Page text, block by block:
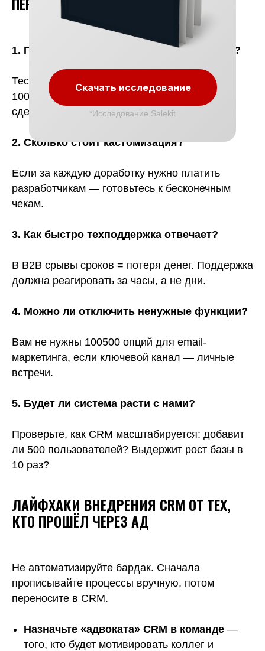
1. Потянет ли система наш объём данных?
Тестируйте на реальных кейсах: загрузите
1000+ контактов, 50+ вложенных этапов
сделки.
2. Сколько стоит кастомизация?
Если за каждую доработку нужно платить
разработчикам — готовьтесь к бесконечным
чекам.
3. Как быстро техподдержка отвечает?
В B2B срывы сроков = потеря денег. Поддержка
должна реагировать за часы, а не дни.
4. Можно ли отключить ненужные функции?
Вам не нужны 100500 опций для email-
маркетинга, если ключевой канал — личные
встречи.
5. Будет ли система расти с нами?
Проверьте, как CRM масштабируется: добавит
ли 500 пользователей? Выдержит рост базы в
10 раз?
ЛАЙФХАКИ ВНЕДРЕНИЯ CRM ОТ ТЕХ,
КТО ПРОШЁЛ ЧЕРЕЗ АД
Не автоматизируйте бардак. Сначала
прописывайте процессы вручную, потом
переносите в CRM.
Назначьте «адвоката» CRM в команде —
того, кто будет мотивировать коллег и
*Исследование Salekit
Скачать исследование